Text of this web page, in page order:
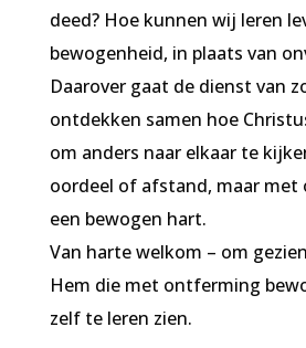
deed? Hoe kunnen wij leren
bewogenheid, in plaats van
Daarover gaat de dienst van
ontdekken samen hoe
om anders naar elkaar te
oordeel of afstand, maar met
een bewogen hart.
Van harte welkom – om
Hem die met ontferming
zelf te leren zien.